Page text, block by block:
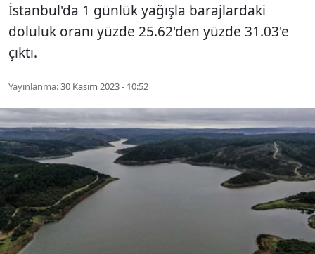
İstanbul'da 1 günlük yağışla barajlardaki
doluluk oranı yüzde 25.62'den yüzde 31.03'e
çıktı.
Yayınlanma:30 Kasım 2023 - 10:52